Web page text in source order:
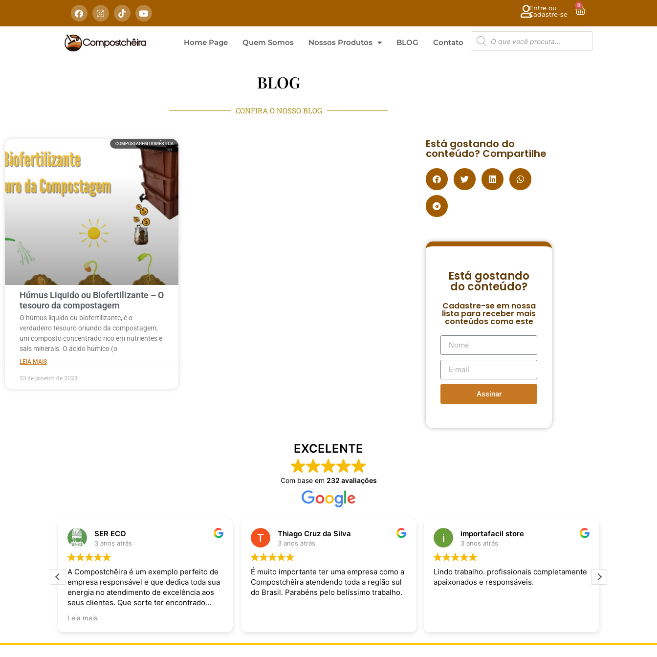
Entre ou
Cadastre-se
0
Home Page Quem Somos Nossos Produtos BLOG Contato
BLOG
CONFIRA O NOSSO BLOG
COMPOSTAGEM DOMÉSTICA
Húmus Liquido ou Biofertilizante – O
tesouro da compostagem
O húmus líquido ou biofertilizante, é o
verdadeiro tesouro oriundo da compostagem,
um composto concentrado rico em nutrientes e
sais minerais. O ácido húmico (o
LEIA MAIS
23 de janeiro de 2023
Está gostando do
conteúdo? Compartilhe
Está gostando
do conteúdo?
Cadastre-se em nossa
lista para receber mais
conteúdos como este
Assinar
EXCELENTE
Com base em 232 avaliações
SER ECO
3 anos atrás
A Compostchêira é um exemplo perfeito de
empresa responsável e que dedica toda sua
energia no atendimento de excelência aos
seus clientes. Que sorte ter encontrado
Leia mais
Thiago Cruz da Silva
3 anos atrás
É muito importante ter uma empresa como a
Compostchêira atendendo toda a região sul
do Brasil. Parabéns pelo belíssimo trabalho.
importafacil store
3 anos atrás
Lindo trabalho. profissionais completamente
apaixonados e responsáveis.